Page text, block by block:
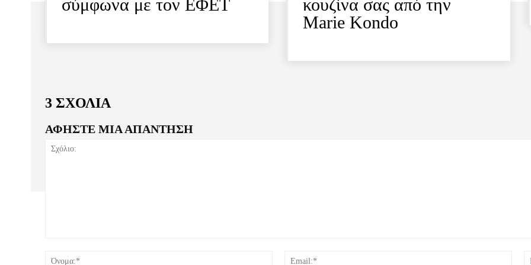
σύμφωνα με τον ΕΦΕΤ
κουζίνα σας από την
Marie Kondo
3 ΣΧΟΛΙΑ
ΑΦΗΣΤΕ ΜΙΑ ΑΠΑΝΤΗΣΗ
Όνομα:*